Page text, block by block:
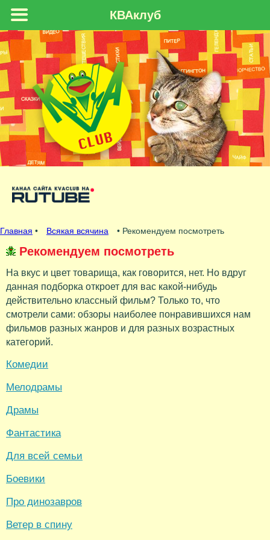
Главная • Всякая всячина • Рекомендуем посмотреть
Рекомендуем посмотреть
На вкус и цвет товарища, как говорится, нет. Но вдруг
данная подборка откроет для вас какой-нибудь
действительно классный фильм? Только то, что
смотрели сами: обзоры наиболее понравившихся нам
фильмов разных жанров и для разных возрастных
категорий.
Комедии
Мелодрамы
Драмы
Фантастика
Для всей семьи
Боевики
Про динозавров
Ветер в спину
КВАклуб